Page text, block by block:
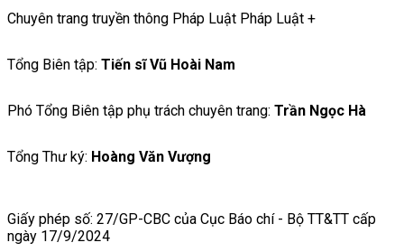
Chuyên trang truyền thông Pháp Luật Pháp Luật +
Tổng Biên tập: Tiến sĩ Vũ Hoài Nam
Phó Tổng Biên tập phụ trách chuyên trang: Trần Ngọc Hà
Tổng Thư ký: Hoàng Văn Vượng
Giấy phép số: 27/GP-CBC của Cục Báo chí - Bộ TT&TT cấp
ngày 17/9/2024